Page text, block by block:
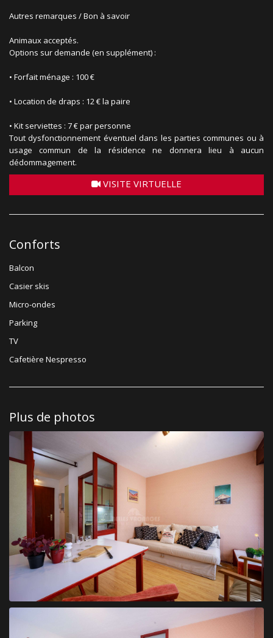
Autres remarques / Bon à savoir
Animaux acceptés.
Options sur demande (en supplément) :
• Forfait ménage : 100 €
• Location de draps : 12 € la paire
• Kit serviettes : 7 € par personne
Tout dysfonctionnement éventuel dans les parties communes ou à
usage commun de la résidence ne donnera lieu à aucun
dédommagement.
VISITE VIRTUELLE
Conforts
Balcon
Casier skis
Micro-ondes
Parking
TV
Cafetière Nespresso
Plus de photos